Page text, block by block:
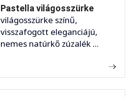
Pastella világosszürke
világosszürke színű,
visszafogott eleganciájú,
nemes natúrkő zúzalék ...